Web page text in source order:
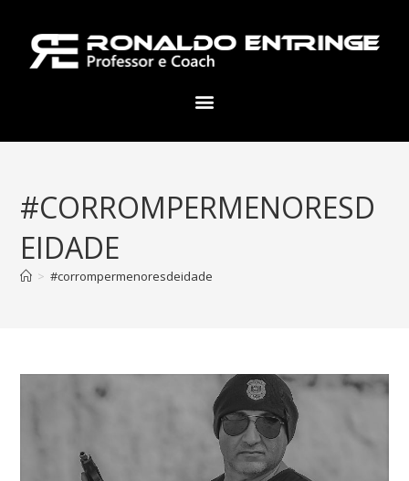
#CORROMPERMENORESD
EIDADE
> #corrompermenoresdeidade